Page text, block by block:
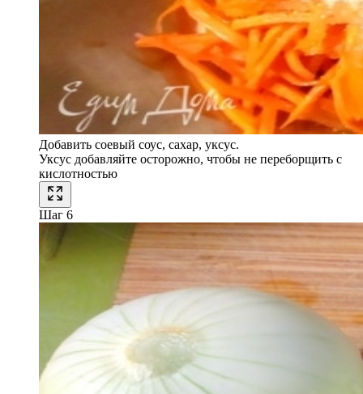
Добавить соевый соус, сахар, уксус.
Уксус добавляйте осторожно, чтобы не переборщить с
кислотностью
Шаг 6